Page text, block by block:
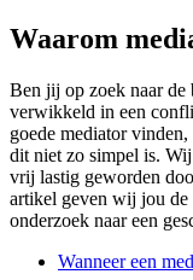
Waarom
Ben jij op zoek naar de
verwikkeld in een
goede mediator
dit niet zo simpel is.
vrij lastig geworden
artikel geven wij jou de
onderzoek naar een
Wanneer een